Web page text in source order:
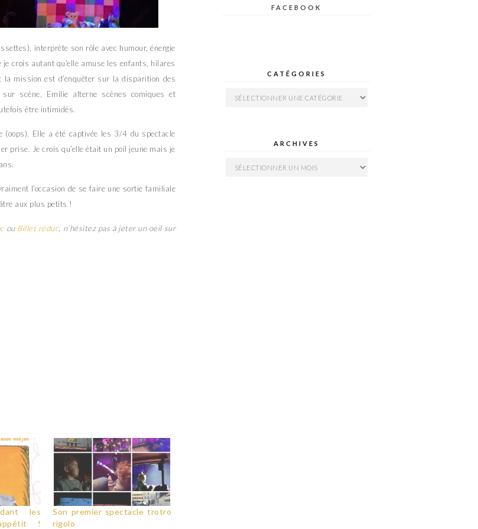
interprète son rôle avec humour, énergie
crois autant qu’elle amuse les enfants, hilares
mission est d’enquêter sur la disparition des
scène, Emilie alterne scènes comiques et
être intimidés.
(oops). Elle a été captivée les 3/4 du spectacle
prise. Je crois qu’elle était un poil jeune mais je
l’occasion de se faire une sortie familiale
aux plus petits !
ou Billet réduc, n’hésitez pas à jeter un oeil sur
les
!
Son premier spectacle trotro
rigolo
FACEBOOK
CATÉGORIES
Catégories
ARCHIVES
Archives